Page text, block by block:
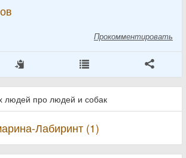
Прокомментировать
людей про людей и собак
Лабиринт (1)